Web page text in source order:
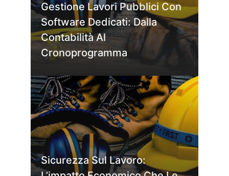
Gestione Lavori Pubblici Con
Software Dedicati: Dalla
Contabilità Al
Cronoprogramma
Sicurezza Sul Lavoro: